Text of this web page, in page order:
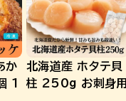
か
1
北海道産 ホタテ貝
柱 250g お刺身用